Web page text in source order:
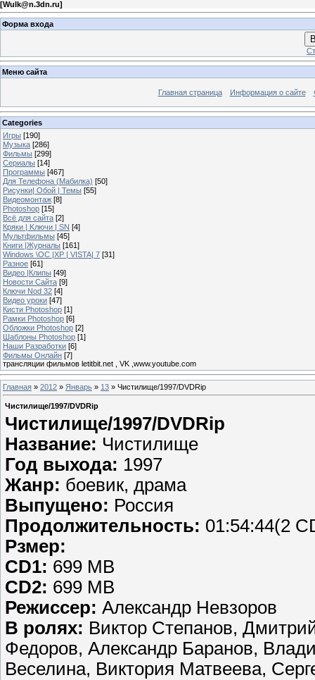
[Wulk@n.3dn.ru]
Форма входа
Меню сайта
Главная страница Информация о сайте
Categories
Игры [190]
Музыка [286]
Фильмы [299]
Сериалы [14]
Программы [467]
Для Телефона (Мабилка) [50]
Рисунки| Обой | Темы [55]
Видеомонтаж [8]
Photoshop [15]
Всё для сайта [2]
Кряки | Kлючи | SN [4]
Мультфильмы [45]
Книги |Журналы [161]
Windows \OC |XP | VISTA| 7 [31]
Разное [61]
Видео |Клипы [49]
Новости Сайта [9]
Ключи Nod 32 [4]
Видео уроки [47]
Кисти Photoshop [1]
Рамки Photoshop [6]
Обложки Photoshop [2]
Шаблоны Photoshop [1]
Наши Разработки [6]
Фильмы Онлайн [7]
трансляции фильмов letitbit.net , VK ,www.youtube.com
Главная » 2012 » Январь » 13 » Чистилище/1997/DVDRip
Чистилище/1997/DVDRip
Чистилище/1997/DVDRip
Название: Чистилище
Год выхода: 1997
Жанр: боевик, драма
Выпущено: Россия
Продолжительность: 01:54:44(2
Рзмер:
CD1: 699 MB
CD2: 699 MB
Режиссер: Александр Невзоров
В ролях: Виктор Степанов,
Федоров, Александр Баранов,
Веселина, Виктория Матвеева,